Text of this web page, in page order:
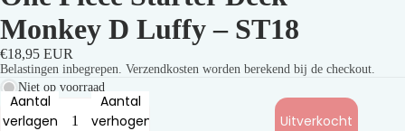
Monkey D Luffy – ST18
€18,95 EUR
Belastingen inbegrepen. Verzendkosten worden berekend bij de checkout.
Niet op voorraad
Aantal
verlagen
Aantal
verhogen
Uitverkocht